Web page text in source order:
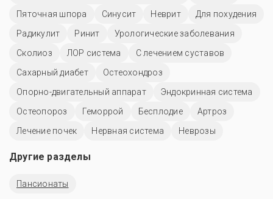
Пяточная шпора
Синусит Неврит
Для похудения
Радикулит
Ринит
Урологические заболевания
Сколиоз
ЛОР система
С лечением суставов
Сахарный диабет
Остеохондроз
Опорно-двигательный аппарат
Эндокринная система
Остеопороз
Геморрой Бесплодие
Артроз
Лечение почек
Нервная система Неврозы
Другие разделы
Пансионаты